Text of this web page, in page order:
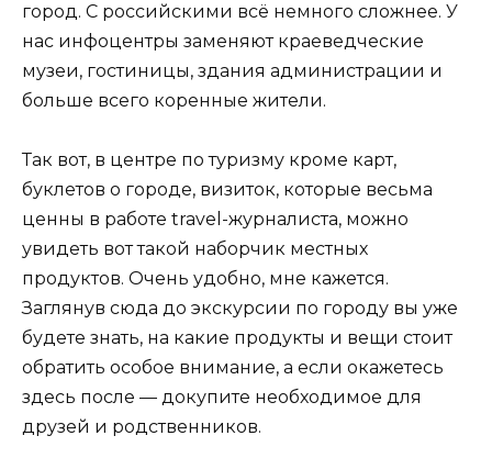
город. С российскими всё немного сложнее. У
нас инфоцентры заменяют краеведческие
музеи, гостиницы, здания администрации и
больше всего коренные жители.
Так вот, в центре по туризму кроме карт,
буклетов о городе, визиток, которые весьма
ценны в работе travel-журналиста, можно
увидеть вот такой наборчик местных
продуктов. Очень удобно, мне кажется.
Заглянув сюда до экскурсии по городу вы уже
будете знать, на какие продукты и вещи стоит
обратить особое внимание, а если окажетесь
здесь после — докупите необходимое для
друзей и родственников.